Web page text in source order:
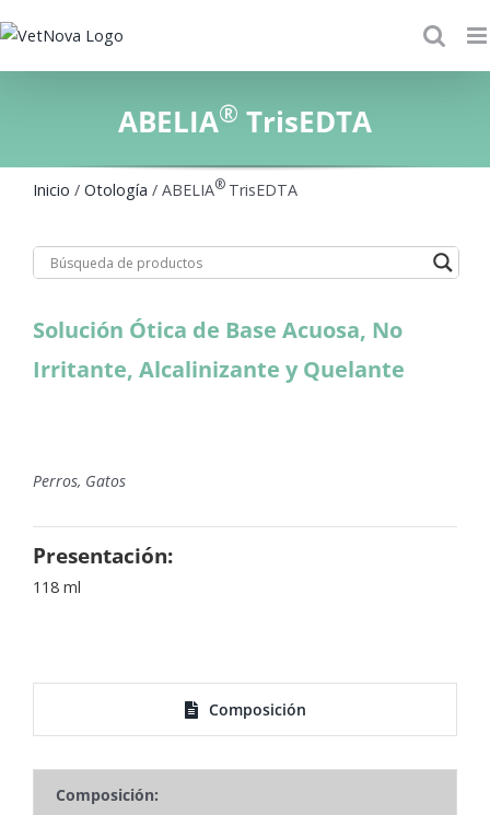
to
content
ABELIA® TrisEDTA
Inicio / Otología / ABELIA® TrisEDTA
Solución Ótica de Base Acuosa, No
Irritante, Alcalinizante y Quelante
Perros, Gatos
Presentación:
118 ml
Composición
Composición: